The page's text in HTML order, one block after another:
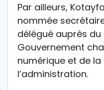
Par ailleurs,
nommée
délégué auprès du
Gouvernement
numérique et de
l’administration.